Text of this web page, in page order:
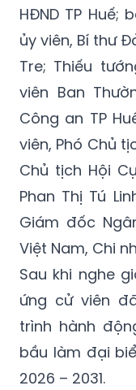
HĐND TP Huế;
ủy viên, Bí thư
Tre; Thiếu
viên Ban
Công an TP
viên, Phó Chủ
Chủ tịch Hội
Phan Thị Tú
Giám đốc
Việt Nam, Chi
Sau khi nghe
ứng cử viên
trình hành
bầu làm đại
2026 – 2031.